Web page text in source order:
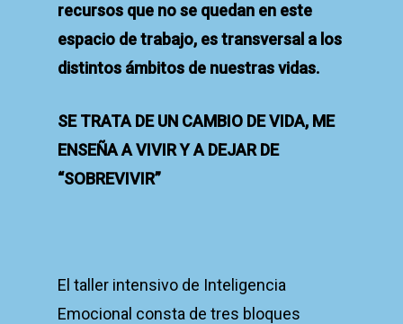
recursos que no se quedan en este
espacio de trabajo, es transversal a los
distintos ámbitos de nuestras vidas.
SE TRATA DE UN CAMBIO DE VIDA, ME
ENSEÑA A VIVIR Y A DEJAR DE
“SOBREVIVIR”
El taller intensivo de Inteligencia
Emocional consta de tres bloques